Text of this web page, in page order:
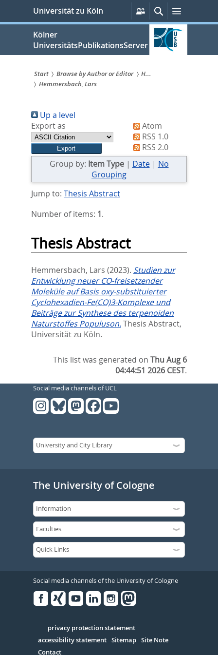
springen
Universität zu Köln
Persönliche
Services
SucheMenü
Kölner
UniversitätsPublikationsServer
Sie
sind
hier:
Start Browse by Author or Editor
H...
Hemmersbach, Lars
Up a level
Export as
Atom
RSS 1.0
RSS 2.0
Group by: Item Type| Date| No
Grouping
Jump to: Thesis Abstract
Number of items: 1.
Thesis Abstract
Hemmersbach, Lars (2023). Studien zur
Entwicklung neuer CO-freisetzender
Moleküle auf Basis oxy-substituierter
Cyclohexadien-Fe(CO)3-Komplexe und
Beiträge zur Synthese des terpenoiden
Naturstoffes Populuson.Thesis Abstract,
Universität zu Köln.
This list was generated onThu Aug 6
04:44:51 2026 CEST.
Social media channels of UCL
The University of Cologne
Social media channels of the University of Cologne
Serivce
privacy protection statement
accessibility statement Sitemap Site Note
Contact